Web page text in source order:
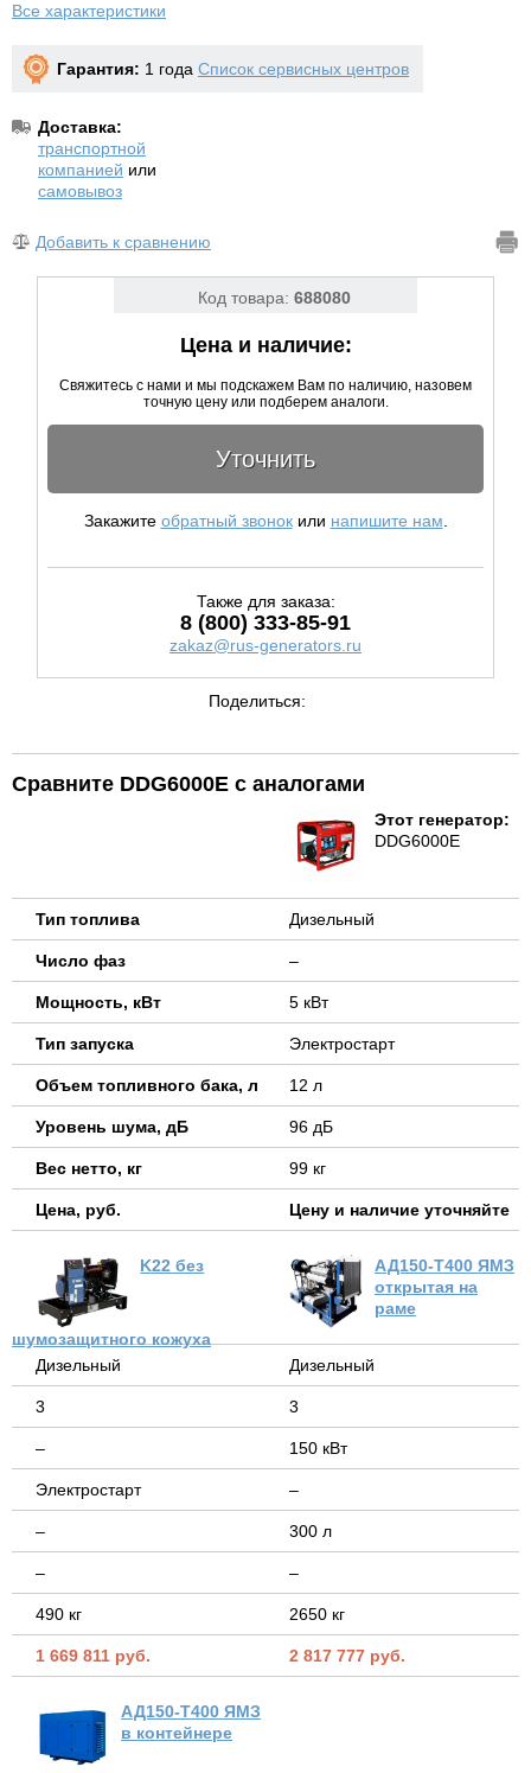
Все характеристики
Гарантия: 1 года Список сервисных центров
Доставка:
транспортной
компанией или
самовывоз
Добавить к сравнению
Код товара: 688080
Цена и наличие:
Свяжитесь с нами и мы подскажем Вам по наличию, назовем
точную цену или подберем аналоги.
Уточнить
Закажите обратный звонокили напишите нам.
Также для заказа:
8 (800) 333-85-91
zakaz@rus-generators.ru
Поделиться:
Сравните DDG6000E с аналогами
Тип топлива
Число фаз
Мощность, кВт
Тип запуска
Объем топливного бака, л
Уровень шума, дБ
Вес нетто, кг
Цена, руб.
Этот генератор:
DDG6000E
Дизельный
–
5 кВт
Электростарт
12 л
96 дБ
99 кг
Цену и наличие уточняйте
K22 без
шумозащитного кожуха
Дизельный
3
–
Электростарт
–
–
490 кг
1 669 811 руб.
АД150-Т400 ЯМЗ
открытая на
раме
Дизельный
3
150 кВт
–
300 л
–
2650 кг
2 817 777 руб.
АД150-Т400 ЯМЗ
в контейнере